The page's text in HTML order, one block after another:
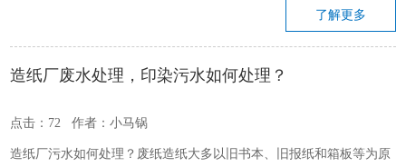
了解更多
造纸厂废水处理，印染污水如何处理？
点击：72 作者：小马锅
造纸厂污水如何处理？废纸造纸大多以旧书本、旧报纸和箱板等为原